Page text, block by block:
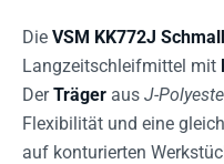
Die VSM KK772J
Langzeitschleifmittel mit
DerTräger aus J-
Flexibilität und eine
auf konturierten